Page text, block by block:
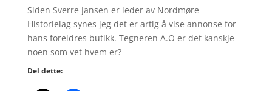
Siden Sverre Jansen er leder av Nordmøre
Historielag synes jeg det er artig å vise annonse for
hans foreldres butikk. Tegneren A.O er det kanskje
noen som vet hvem er?
Del dette: